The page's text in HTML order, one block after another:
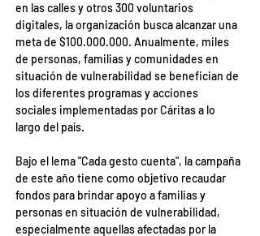
en las calles y otros 300 voluntarios
digitales, la organización busca alcanzar una
meta de $100.000.000. Anualmente, miles
de personas, familias y comunidades en
situación de vulnerabilidad se benefician de
los diferentes programas y acciones
sociales implementadas por Cáritas a lo
largo del país.
Bajo el lema "Cada gesto cuenta", la campaña
de este año tiene como objetivo recaudar
fondos para brindar apoyo a familias y
personas en situación de vulnerabilidad,
especialmente aquellas afectadas por la